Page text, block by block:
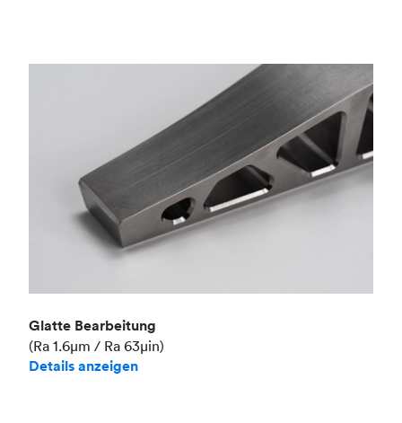
Glatte Bearbeitung
(Ra 1.6μm / Ra 63μin)
Details anzeigen